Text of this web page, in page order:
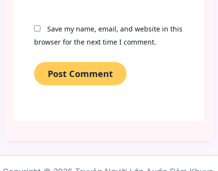
Save my name, email, and website in this
browser for the next time I comment.